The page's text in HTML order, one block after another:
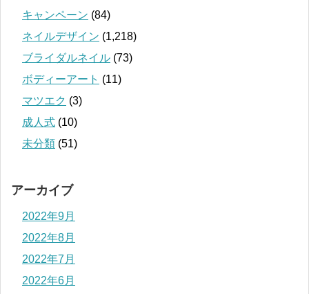
キャンペーン (84)
ネイルデザイン (1,218)
ブライダルネイル (73)
ボディーアート (11)
マツエク (3)
成人式 (10)
未分類 (51)
アーカイブ
2022年9月
2022年8月
2022年7月
2022年6月